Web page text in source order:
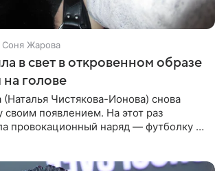
Соня Жарова
в свет в откровенном образе
голове
Чистякова-Ионова) снова
своим появлением. На этот раз
провокационный наряд — футболку с